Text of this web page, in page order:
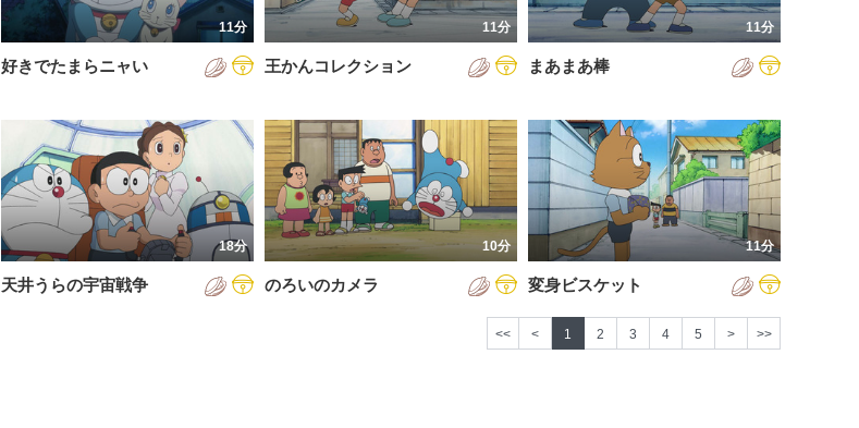
11分
好きでたまらニャい
11分
王かんコレクション
11分
まあまあ棒
18分
天井うらの宇宙戦争
10分
のろいのカメラ
11分
変身ビスケット
<< < 1 2 3 4 5 > >>